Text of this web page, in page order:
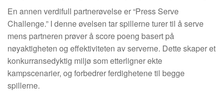
En annen verdifull partnerøvelse er “Press Serve
Challenge.” I denne øvelsen tar spillerne turer til å serve
mens partneren prøver å score poeng basert på
nøyaktigheten og effektiviteten av serverne. Dette skaper et
konkurransedyktig miljø som etterligner ekte
kampscenarier, og forbedrer ferdighetene til begge
spillerne.